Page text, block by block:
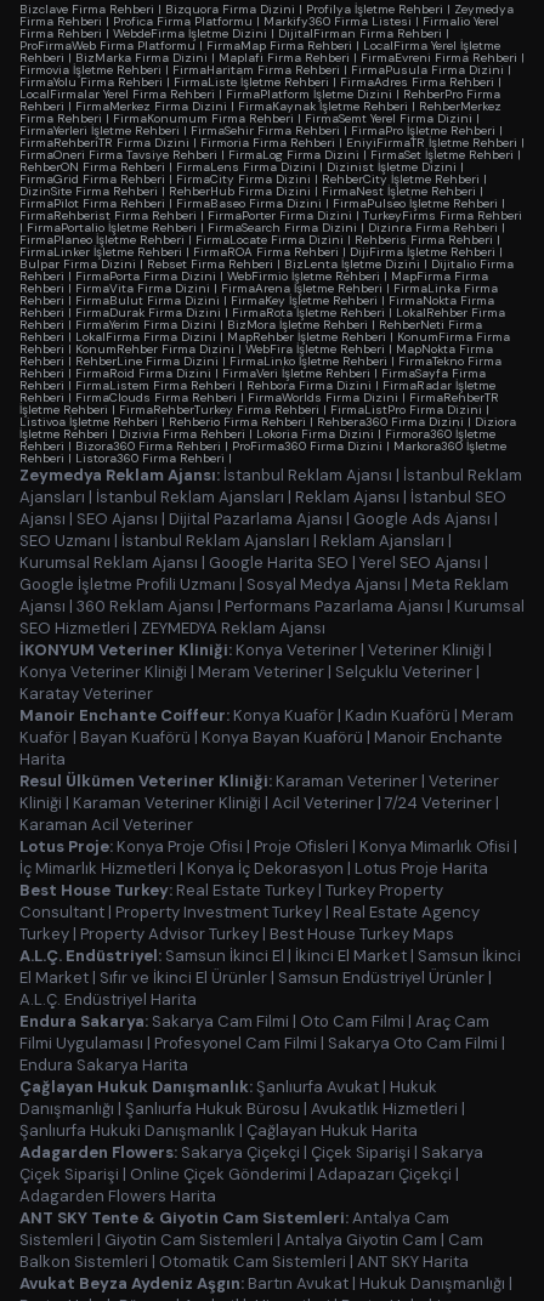
Bizclave Firma Rehberi | Bizquora Firma Dizini | Profilya İşletme Rehberi | Zeymedya
Firma Rehberi | Profica Firma Platformu | Markify360 Firma Listesi | Firmalio Yerel
Firma Rehberi | WebdeFirma İşletme Dizini | DijitalFirman Firma Rehberi |
ProFirmaWeb Firma Platformu | FirmaMap Firma Rehberi | LocalFirma Yerel İşletme
Rehberi | BizMarka Firma Dizini | Maplafi Firma Rehberi | FirmaEvreni Firma Rehberi |
Firmovia İşletme Rehberi | FirmaHaritam Firma Rehberi | FirmaPusula Firma Dizini |
FirmaYolu Firma Rehberi | FirmaListe İşletme Rehberi | FirmaAdres Firma Rehberi |
LocalFirmalar Yerel Firma Rehberi | FirmaPlatform İşletme Dizini | RehberPro Firma
Rehberi | FirmaMerkez Firma Dizini | FirmaKaynak İşletme Rehberi | RehberMerkez
Firma Rehberi | FirmaKonumum Firma Rehberi | FirmaSemt Yerel Firma Dizini |
FirmaYerleri İşletme Rehberi | FirmaSehir Firma Rehberi | FirmaPro İşletme Rehberi |
FirmaRehberiTR Firma Dizini | Firmoria Firma Rehberi | EniyiFirmaTR İşletme Rehberi |
FirmaOneri Firma Tavsiye Rehberi | FirmaLog Firma Dizini |FirmaSet İşletme Rehberi |
RehberON Firma Rehberi | FirmaLens Firma Dizini | Dizinist İşletme Dizini |
FirmaGrid Firma Rehberi | FirmaCity Firma Dizini | RehberCity İşletme Rehberi |
DizinSite Firma Rehberi | RehberHub Firma Dizini | FirmaNest İşletme Rehberi |
FirmaPilot Firma Rehberi | FirmaBaseo Firma Dizini | FirmaPulseo İşletme Rehberi |
FirmaRehberist Firma Rehberi | FirmaPorter Firma Dizini | TurkeyFirms Firma Rehberi
| FirmaPortalio İşletme Rehberi | FirmaSearch Firma Dizini | Dizinra Firma Rehberi |
FirmaPlaneo İşletme Rehberi | FirmaLocate Firma Dizini | Rehberis Firma Rehberi |
FirmaLinker İşletme Rehberi | FirmaROA Firma Rehberi | DijiFirma İşletme Rehberi |
Bulpar Firma Dizini | Rebset Firma Rehberi | BizLenta İşletme Dizini | Dijitalio Firma
Rehberi | FirmaPorta Firma Dizini | WebFirmio İşletme Rehberi | MapFirma Firma
Rehberi | FirmaVita Firma Dizini | FirmaArena İşletme Rehberi | FirmaLinka Firma
Rehberi | FirmaBulut Firma Dizini | FirmaKey İşletme Rehberi | FirmaNokta Firma
Rehberi | FirmaDurak Firma Dizini | FirmaRota İşletme Rehberi | LokalRehber Firma
Rehberi | FirmaYerim Firma Dizini | BizMora İşletme Rehberi | RehberNeti Firma
Rehberi | LokalFirma Firma Dizini | MapRehber İşletme Rehberi | KonumFirma Firma
Rehberi | KonumRehber Firma Dizini | WebFira İşletme Rehberi | MapNokta Firma
Rehberi | RehberLine Firma Dizini | FirmaLinko İşletme Rehberi | FirmaTekno Firma
Rehberi | FirmaRoid Firma Dizini | FirmaVeri İşletme Rehberi | FirmaSayfa Firma
Rehberi | FirmaListem Firma Rehberi | Rehbora Firma Dizini | FirmaRadar İşletme
Rehberi | FirmaClouds Firma Rehberi | FirmaWorlds Firma Dizini | FirmaRehberTR
İşletme Rehberi | FirmaRehberTurkey Firma Rehberi | FirmaListPro Firma Dizini |
Listivoa İşletme Rehberi | Rehberio Firma Rehberi | Rehbera360 Firma Dizini | Diziora
İşletme Rehberi | Dizivia Firma Rehberi | Lokoria Firma Dizini | Firmora360 İşletme
Rehberi | Bizora360 Firma Rehberi | ProFirma360 Firma Dizini | Markora360 İşletme
Rehberi | Listora360 Firma Rehberi |
Zeymedya Reklam Ajansı: İstanbul Reklam Ajansı | İstanbul Reklam
Ajansları | İstanbul Reklam Ajansları | Reklam Ajansı | İstanbul SEO
Ajansı | SEO Ajansı | Dijital Pazarlama Ajansı | Google Ads Ajansı |
SEO Uzmanı | İstanbul Reklam Ajansları | Reklam Ajansları |
Kurumsal Reklam Ajansı | Google Harita SEO | Yerel SEO Ajansı |
Google İşletme Profili Uzmanı | Sosyal Medya Ajansı | Meta Reklam
Ajansı | 360 Reklam Ajansı | Performans Pazarlama Ajansı | Kurumsal
SEO Hizmetleri | ZEYMEDYA Reklam Ajansı
İKONYUM Veteriner Kliniği: Konya Veteriner | Veteriner Kliniği |
Konya Veteriner Kliniği | Meram Veteriner | Selçuklu Veteriner |
Karatay Veteriner
Manoir Enchante Coiffeur: Konya Kuaför | Kadın Kuaförü | Meram
Kuaför | Bayan Kuaförü | Konya Bayan Kuaförü | Manoir Enchante
Harita
Resul Ülkümen Veteriner Kliniği: Karaman Veteriner | Veteriner
Kliniği | Karaman Veteriner Kliniği | Acil Veteriner | 7/24 Veteriner |
Karaman Acil Veteriner
Lotus Proje: Konya Proje Ofisi | Proje Ofisleri | Konya Mimarlık Ofisi |
İç Mimarlık Hizmetleri | Konya İç Dekorasyon | Lotus Proje Harita
Best House Turkey: Real Estate Turkey | Turkey Property
Consultant | Property Investment Turkey | Real Estate Agency
Turkey | Property Advisor Turkey | Best House Turkey Maps
A.L.Ç. Endüstriyel: Samsun İkinci El | İkinci El Market | Samsun İkinci
El Market | Sıfır ve İkinci El Ürünler | Samsun Endüstriyel Ürünler |
A.L.Ç. Endüstriyel Harita
Endura Sakarya: Sakarya Cam Filmi | Oto Cam Filmi | Araç Cam
Filmi Uygulaması | Profesyonel Cam Filmi | Sakarya Oto Cam Filmi |
Endura Sakarya Harita
Çağlayan Hukuk Danışmanlık:Şanlıurfa Avukat | Hukuk
Danışmanlığı | Şanlıurfa Hukuk Bürosu | Avukatlık Hizmetleri |
Şanlıurfa Hukuki Danışmanlık | Çağlayan Hukuk Harita
Adagarden Flowers: Sakarya Çiçekçi | Çiçek Siparişi | Sakarya
Çiçek Siparişi | Online Çiçek Gönderimi | Adapazarı Çiçekçi |
Adagarden Flowers Harita
ANT SKY Tente & Giyotin Cam Sistemleri:Antalya Cam
Sistemleri | Giyotin Cam Sistemleri | Antalya Giyotin Cam | Cam
Balkon Sistemleri | Otomatik Cam Sistemleri | ANT SKY Harita
Avukat Beyza Aydeniz Aşgın: Bartın Avukat | Hukuk Danışmanlığı |